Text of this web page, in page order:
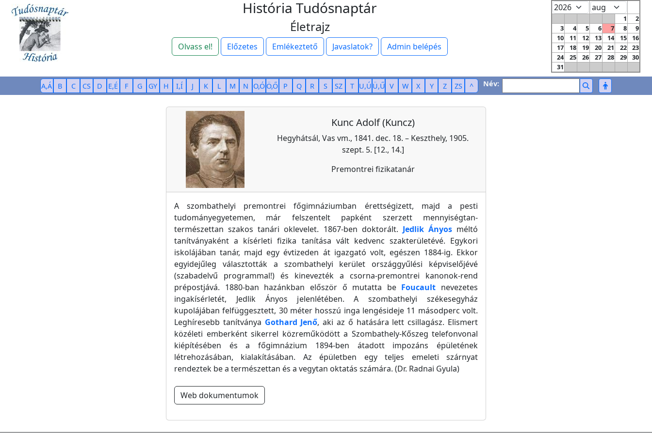
História Tudósnaptár
Életrajz
Olvass el! Előzetes Emlékeztető Javaslatok? Admin belépés
1
2
3
4 5 6 7 8
9
10
11 12 13 14 15
16
17
18 19 20 21 22
23
24
25 26 27 28 29
30
31
A,Á B C CS D E,É F G GY H I,Í J K L M N O,Ó Ö,Ő P Q R S SZ T U,Ú Ü,Ű V W X Y Z ZS ^ Név:
Kunc Adolf (Kuncz)
Hegyhátsál, Vas vm., 1841. dec. 18. – Keszthely, 1905.
szept. 5. [12., 14.]
Premontrei fizikatanár
A szombathelyi premontrei főgimnáziumban érettségizett, majd a pesti
tudományegyetemen, már felszentelt papként szerzett mennyiségtan-
természettan szakos tanári oklevelet. 1867-ben doktorált. Jedlik Ányosméltó
tanítványaként a kísérleti fizika tanítása vált kedvenc szakterületévé. Egykori
iskolájában tanár, majd egy évtizeden át igazgató volt, egészen 1884-ig. Ekkor
egyidejűleg választották a szombathelyi kerület országgyűlési képviselőjévé
(szabadelvű programmal!) és kinevezték a csorna-premontrei kanonok-rend
prépostjává. 1880-ban hazánkban először ő mutatta be Foucault nevezetes
ingakísérletét, Jedlik Ányos jelenlétében. A szombathelyi székesegyház
kupolájában felfüggesztett, 30 méter hosszú inga lengésideje 11 másodperc volt.
Leghíresebb tanítványa Gothard Jenő, aki az ő hatására lett csillagász. Elismert
közéleti emberként sikerrel közreműködött a Szombathely-Kőszeg telefonvonal
kiépítésében és a főgimnázium 1894-ben átadott impozáns épületének
létrehozásában, kialakításában. Az épületben egy teljes emeleti szárnyat
rendeztek be a természettan és a vegytan oktatás számára. (Dr. Radnai Gyula)
Web dokumentumok